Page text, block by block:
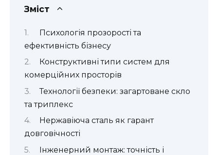
Зміст
Психологія прозорості та
ефективність бізнесу
Конструктивні типи систем для
комерційних просторів
Технології безпеки: загартоване скло
та триплекс
Нержавіюча сталь як гарант
довговічності
Інженерний монтаж: точність і